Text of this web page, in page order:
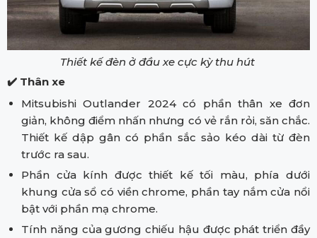
Thiết kế đèn ở đầu xe cực kỳ thu hút
✔️ Thân xe
Mitsubishi Outlander 2024 có phần thân xe đơn
giản, không điểm nhấn nhưng có vẻ rắn rỏi, săn chắc.
Thiết kế dập gân có phần sắc sảo kéo dài từ đèn
trước ra sau.
Phần cửa kính được thiết kế tối màu, phía dưới
khung cửa sổ có viền chrome, phần tay nắm cửa nổi
bật với phần mạ chrome.
Tính năng của gương chiếu hậu được phát triển đầy